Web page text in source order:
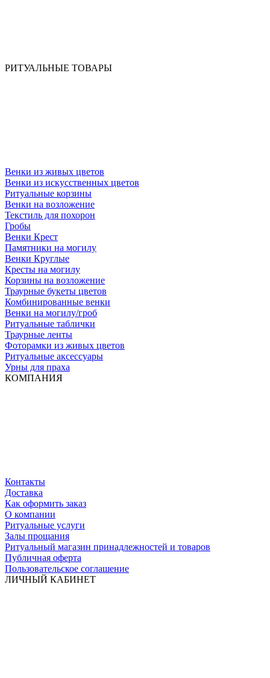
РИТУАЛЬНЫЕ ТОВАРЫ
Венки из живых цветов
Венки из искусственных цветов
Ритуальные корзины
Венки на возложение
Текстиль для похорон
Гробы
Венки Крест
Памятники на могилу
Венки Круглые
Кресты на могилу
Корзины на возложение
Траурные букеты цветов
Комбинированные венки
Венки на могилу/гроб
Ритуальные таблички
Траурные ленты
Фоторамки из живых цветов
Ритуальные аксессуары
Урны для праха
КОМПАНИЯ
Контакты
Доставка
Как оформить заказ
О компании
Ритуальные услуги
Залы прощания
Ритуальный магазин принадлежностей и товаров
Публичная оферта
Пользовательское соглашение
ЛИЧНЫЙ КАБИНЕТ